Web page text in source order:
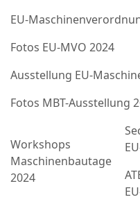
EU-
Fotos EU-MVO 2024
Ausstellung EU-
Fotos MBT-Ausstellung
Workshops
Maschinenbautage
2024